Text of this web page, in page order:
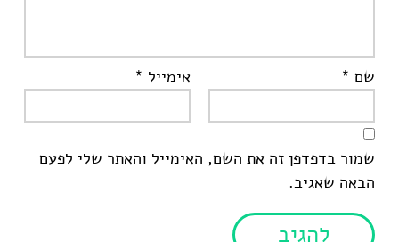
שם * אימייל *
שמור בדפדפן זה את השם, האימייל והאתר שלי לפעם
הבאה שאגיב.